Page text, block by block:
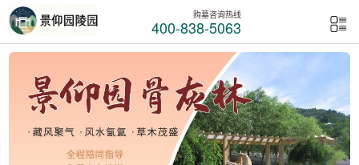
购墓咨询热线
400-838-5063